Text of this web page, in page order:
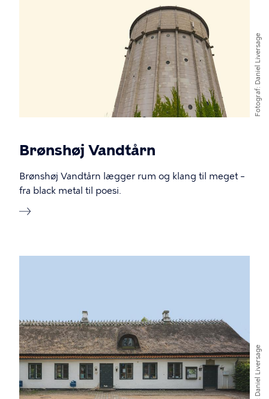
Fotograf
Daniel Liversage
Brønshøj Vandtårn
Brønshøj Vandtårn lægger rum og klang til meget –
fra black metal til poesi.
Daniel Liversage